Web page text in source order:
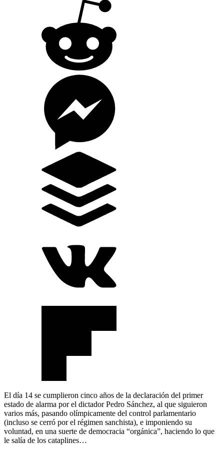
El día 14 se cumplieron cinco años de la declaración del primer
estado de alarma por el dictador Pedro Sánchez, al que siguieron
varios más, pasando olímpicamente del control parlamentario
(incluso se cerró por el régimen sanchista), e imponiendo su
voluntad, en una suerte de democracia “orgánica”, haciendo lo que
le salía de los cataplines…